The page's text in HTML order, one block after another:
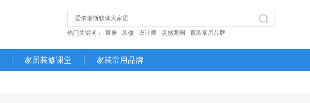
热门关键词： 家居 装修 设计师 灵感案例 家装常用品牌
家居装修课堂 家装常用品牌